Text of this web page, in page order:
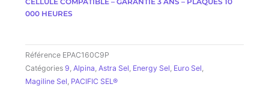
000 HEURES
Référence EPAC160C9P
Catégories 9,Alpina,Astra Sel, Energy Sel, Euro Sel,
Magiline Sel, PACIFIC SEL®